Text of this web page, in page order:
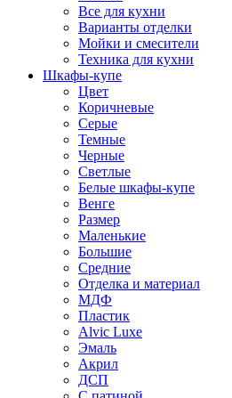
Все для кухни
Варианты отделки
Мойки и смесители
Техника для кухни
Шкафы-купе
Цвет
Коричневые
Серые
Темные
Черные
Светлые
Белые шкафы-купе
Венге
Размер
Маленькие
Большие
Средние
Отделка и материал
МДФ
Пластик
Alvic Luxe
Эмаль
Акрил
ДСП